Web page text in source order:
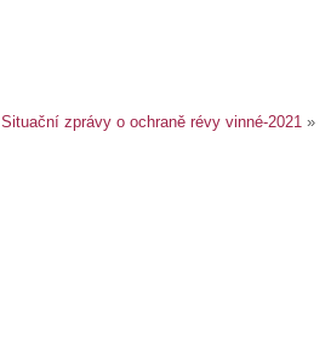
Situační zprávy o ochraně révy vinné-2021 »